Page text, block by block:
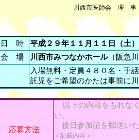
川西市医師会 理 事
日 時
平成２９年１１月１１日（土
会 場
川西市みつなかホール（阪急
入場無料・定員４８０名・手
託児をご希望のかたは事前に
応募方法
以下の内容をもれな
い。
後日参加証を郵送い
＜記載内容＞